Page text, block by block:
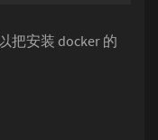
把安装 docker 的